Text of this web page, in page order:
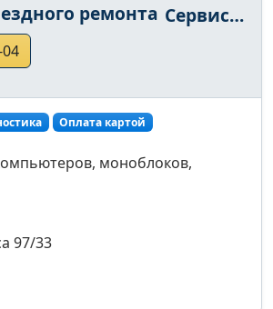
Сервис выездного ремонта
Оплата картой
моноблоков,
97/33